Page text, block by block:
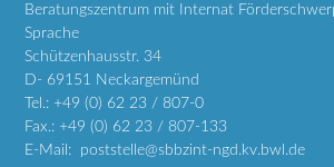
Beratungszentrum mit Internat
Sprache
Schützenhausstr. 34
D- 69151 Neckargemünd
Tel.: +49 (0) 62 23 / 807-0
Fax.: +49 (0) 62 23 / 807-133
E-Mail: poststelle@sbbzint-ngd.kv.bwl.de